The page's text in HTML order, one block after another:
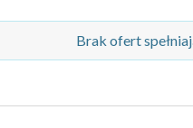
Brak ofert